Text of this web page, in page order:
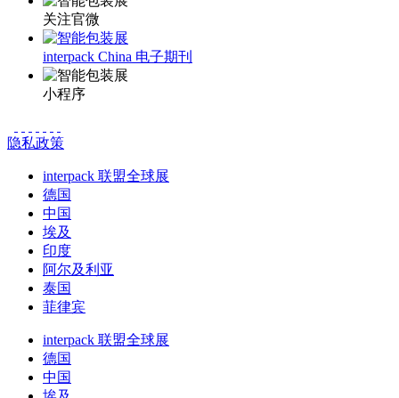
关注官微
interpack China 电子期刊
小程序
隐私政策
interpack 联盟全球展
德国
中国
埃及
印度
阿尔及利亚
泰国
菲律宾
interpack 联盟全球展
德国
中国